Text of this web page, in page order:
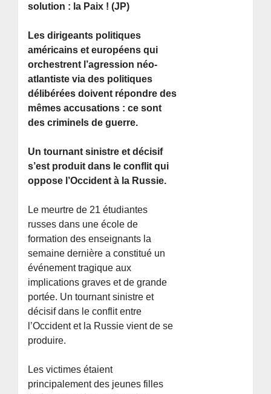
solution : la Paix ! (JP)
Les dirigeants politiques
américains et européens qui
orchestrent l’agression néo-
atlantiste via des politiques
délibérées doivent répondre des
mêmes accusations : ce sont
des criminels de guerre.
Un tournant sinistre et décisif
s’est produit dans le conflit qui
oppose l’Occident à la Russie.
Le meurtre de 21 étudiantes
russes dans une école de
formation des enseignants la
semaine dernière a constitué un
événement tragique aux
implications graves et de grande
portée. Un tournant sinistre et
décisif dans le conflit entre
l’Occident et la Russie vient de se
produire.
Les victimes étaient
principalement des jeunes filles